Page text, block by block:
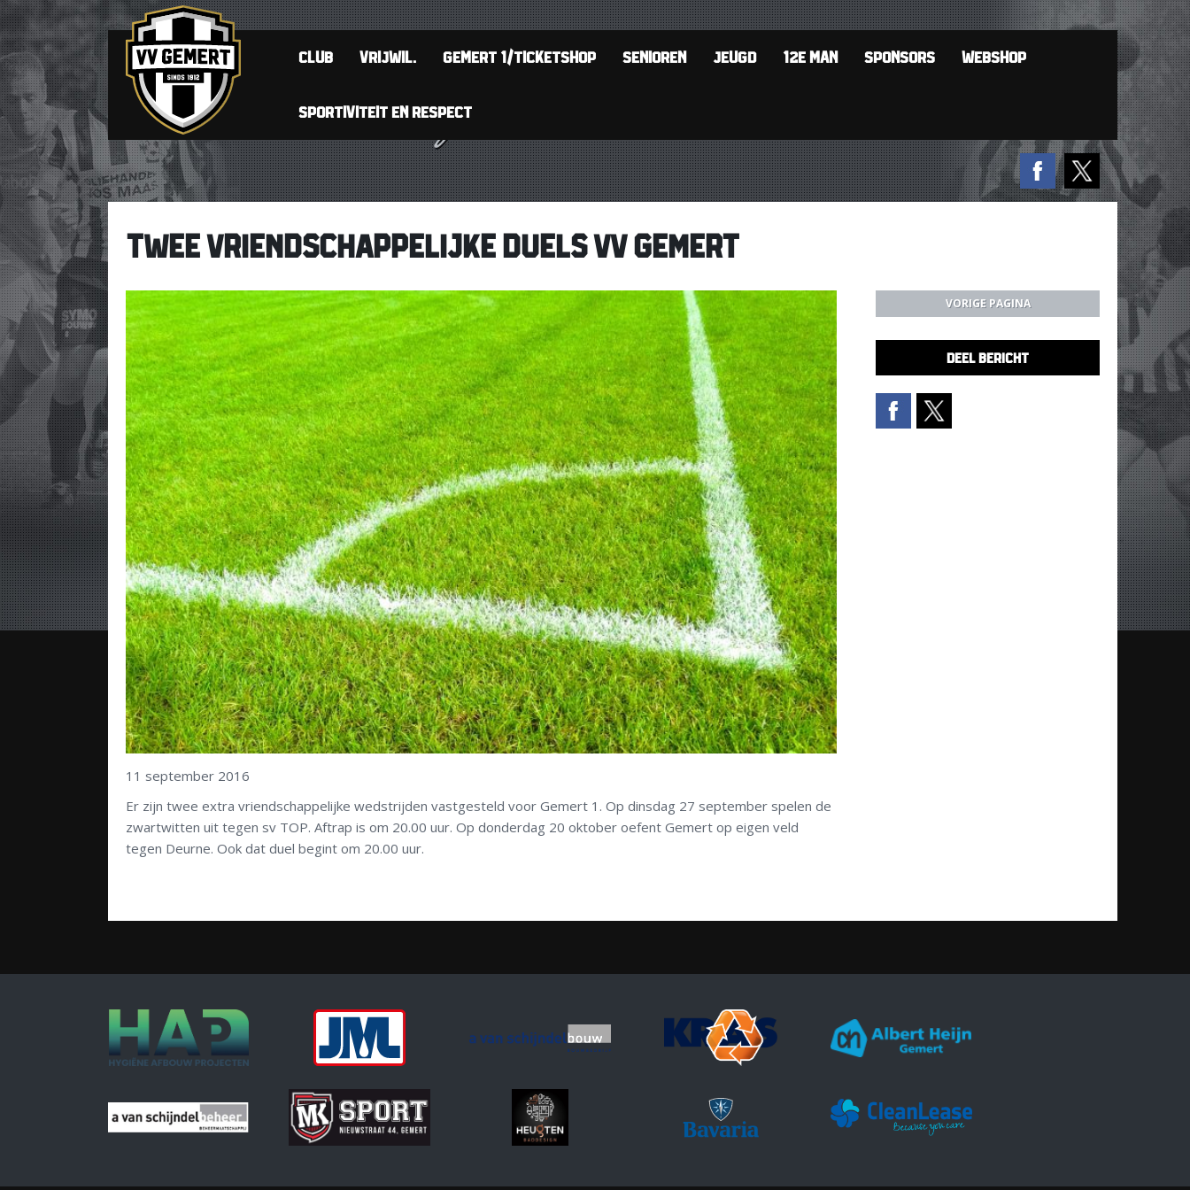
CLUB VRIJWIL. GEMERT 1/TICKETSHOP SENIOREN JEUGD 12E MAN SPONSORS WEBSHOP
SPORTIVITEIT EN RESPECT
TWEE VRIENDSCHAPPELIJKE DUELS VV GEMERT
11 september 2016
Er zijn twee extra vriendschappelijke wedstrijden vastgesteld voor Gemert 1. Op dinsdag 27 september spelen de
zwartwitten uit tegen sv TOP. Aftrap is om 20.00 uur. Op donderdag 20 oktober oefent Gemert op eigen veld
tegen Deurne. Ook dat duel begint om 20.00 uur.
VORIGE PAGINA
DEEL BERICHT